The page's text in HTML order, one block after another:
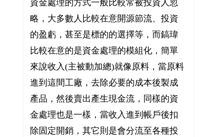
資金處理的方式一般比較常被投資人忽
略，大多數人比較在意開源節流、投資
的盈虧，甚至是標的的選擇等，而鎬瑋
比較在意的是資金處理的模組化，簡單
來說收入(主被動加總)就像原料，當原料
進到這間工廠，去除必要的成本後製成
產品，然後賣出產生現金流，同樣的資
金處理也是一樣，當收入進到帳戶後扣
除固定開銷，其它則是會分流至各種投